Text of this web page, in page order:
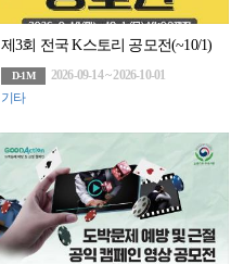
제3회 전국 K스토리 공모전(~10/1)
D-1M
2026-09-14 ~ 2026-10-01
기타